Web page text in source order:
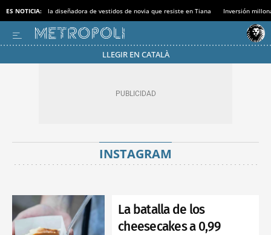
ES NOTICIA: la diseñadora de vestidos de novia que resiste en Tiana Inversión
LLEGIR EN CATALÀ
INSTAGRAM
La batalla de los
cheesecakes a 0,99